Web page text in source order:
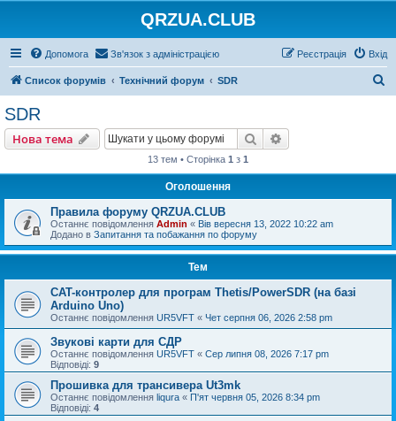
QRZUA.CLUB
Допомога Зв'язок з адміністрацією Вхід
Реєстрація
Список форумів Технічний форум SDR
SDR
Нова тема Пошук
13 тем • Сторінка 1 з 1
Оголошення
Правила форуму QRZUA.CLUB
Останнє повідомлення Admin « Вів вересня 13, 2022 10:22 am
Додано в Запитання та побажання по форуму
Тем
CAT-контролер для програм Thetis/PowerSDR (на базі
Arduino Uno)
Останнє повідомлення UR5VFT « Чет серпня 06, 2026 2:58 pm
Звукові карти для СДР
Останнє повідомлення UR5VFT « Сер липня 08, 2026 7:17 pm
Відповіді: 9
Прошивка для трансивера Ut3mk
Останнє повідомлення liqura « П'ят червня 05, 2026 8:34 pm
Відповіді: 4